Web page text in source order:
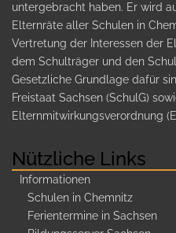
untergebracht haben. Er wird
Elternräte aller Schulen in
Vertretung der Interessen der
dem Schulträger und den
Gesetzliche Grundlage dafür
Freistaat Sachsen (SchulG)
Elternmitwirkungsverordnung
Nützliche Links
Informationen
Schulen in Chemnitz
Ferientermine in Sachsen